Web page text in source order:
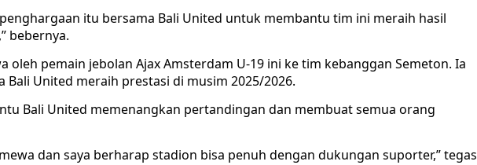
itu bersama Bali United untuk membantu tim ini meraih hasil
bebernya.
oleh pemain jebolan Ajax Amsterdam U-19 ini ke tim kebanggan Semeton. Ia
Bali United meraih prestasi di musim 2025/2026.
Bali United memenangkan pertandingan dan membuat semua orang
dan saya berharap stadion bisa penuh dengan dukungan suporter,” tegas